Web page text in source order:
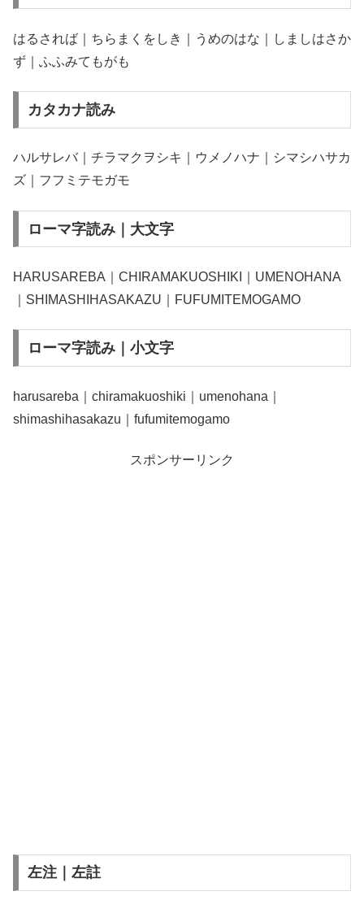
はるされば｜ちらまくをしき｜うめのはな｜しましはさか
ず｜ふふみてもがも
カタカナ読み
ハルサレバ｜チラマクヲシキ｜ウメノハナ｜シマシハサカ
ズ｜フフミテモガモ
ローマ字読み｜大文字
HARUSAREBA｜CHIRAMAKUOSHIKI｜UMENOHANA
｜SHIMASHIHASAKAZU｜FUFUMITEMOGAMO
ローマ字読み｜小文字
harusareba｜chiramakuoshiki｜umenohana｜
shimashihasakazu｜fufumitemogamo
スポンサーリンク
左注｜左註